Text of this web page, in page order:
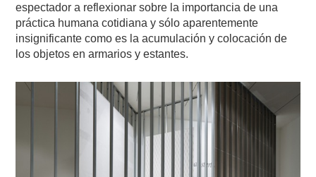
espectador a reflexionar sobre la importancia de una
práctica humana cotidiana y sólo aparentemente
insignificante como es la acumulación y colocación de
los objetos en armarios y estantes.